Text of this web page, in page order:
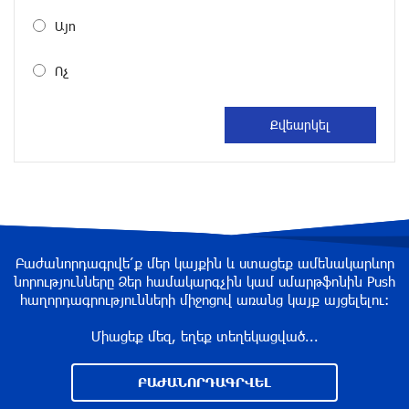
DIALOG Organization - Partner of the “Born in
Artsakh” Program
“Past”: A Publicly Funded Concert for the
Privileged Few?
about a year ago
With a Mission to Preserve Armenian Heritage:
AraratBank Sponsors the "Artsakh" Orchestra
Concert
Այո
Ոչ
Բաժանորդագրվե՛ք մեր կայքին և ստացեք ամենակարևոր
նորությունները Ձեր համակարգչին կամ սմարթֆոնին Push
հաղորդագրությունների միջոցով առանց կայք այցելելու։
Միացեք մեզ, եղեք տեղեկացված...
ԲԱԺԱՆՈՐԴԱԳՐՎԵԼ